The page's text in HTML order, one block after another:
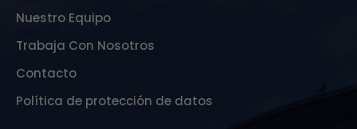
Nuestro Equipo
Trabaja Con Nosotros
Contacto
Política de protección de datos